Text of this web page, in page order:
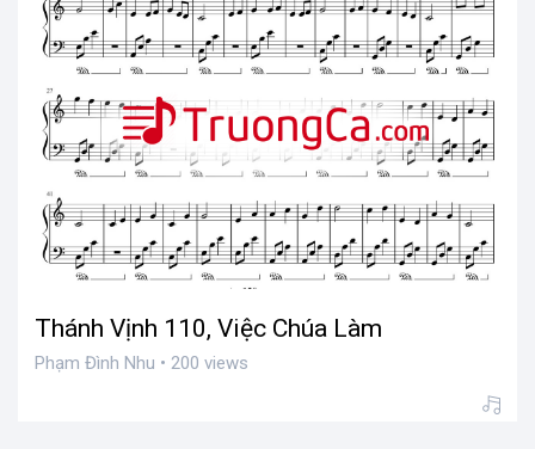
Thánh Vịnh 110, Việc Chúa Làm
Phạm Đình Nhu • 200 views